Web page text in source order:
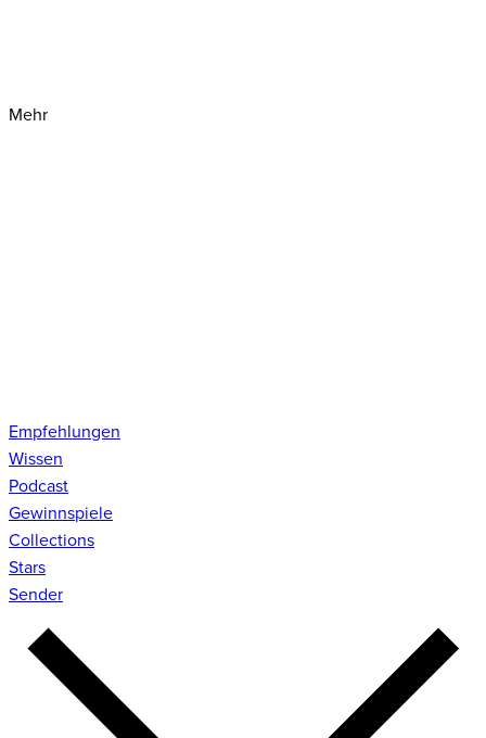
Mehr
Empfehlungen
Wissen
Podcast
Gewinnspiele
Collections
Stars
Sender